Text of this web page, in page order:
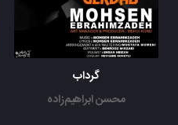
گرداب
محسن ابراهیم‌زاده